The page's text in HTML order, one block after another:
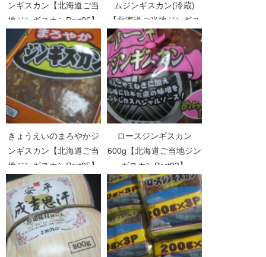
ンギスカン【北海道ご当
地ジンギスカンPart06】
ムジンギスカン(冷蔵)
【北海道ご当地ジンギス
カンPart04】
きょうえいのまろやかジ
ンギスカン【北海道ご当
地ジンギスカンPart05】
ロースジンギスカン
600g【北海道ご当地ジン
ギスカンPart02】